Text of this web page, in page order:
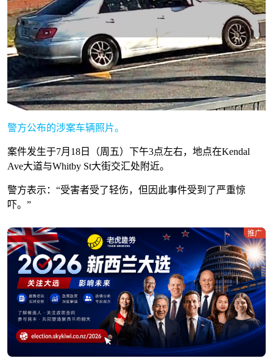
警方公布的涉案车辆照片。
案件发生于7月18日（周五）下午3点左右，地点在Kendal
Ave大道与Whitby St大街交汇处附近。
警方表示：“受害者受了轻伤，但因此事件受到了严重惊
吓。”
推广